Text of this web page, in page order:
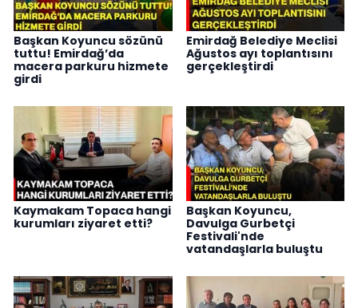
Başkan Koyuncu sözünü
tuttu! Emirdağ’da
macera parkuru hizmete
girdi
Emirdağ Belediye Meclisi
Ağustos ayı toplantısını
gerçekleştirdi
Kaymakam Topaca hangi
kurumları ziyaret etti?
Başkan Koyuncu,
Davulga Gurbetçi
Festivali'nde
vatandaşlarla buluştu